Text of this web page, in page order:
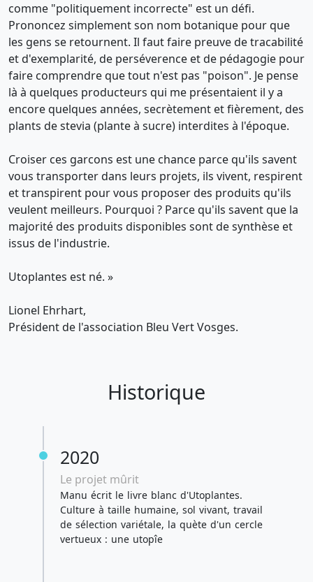
comme "politiquement incorrecte" est un défi.
Prononcez simplement son nom botanique pour que
les gens se retournent. Il faut faire preuve de tracabilité
et d'exemplarité, de perséverence et de pédagogie pour
faire comprendre que tout n'est pas "poison". Je pense
là à quelques producteurs qui me présentaient il y a
encore quelques années, secrètement et fièrement, des
plants de stevia (plante à sucre) interdites à l'époque.
Croiser ces garcons est une chance parce qu'ils savent
vous transporter dans leurs projets, ils vivent, respirent
et transpirent pour vous proposer des produits qu'ils
veulent meilleurs. Pourquoi ? Parce qu'ils savent que la
majorité des produits disponibles sont de synthèse et
issus de l'industrie.
Utoplantes est né. »
Lionel Ehrhart,
Président de l'association Bleu Vert Vosges.
Historique
2020
Le projet mûrit
Manu écrit le livre blanc d'Utoplantes.
Culture à taille humaine, sol vivant, travail
de sélection variétale, la quète d'un cercle
vertueux : une utopîe